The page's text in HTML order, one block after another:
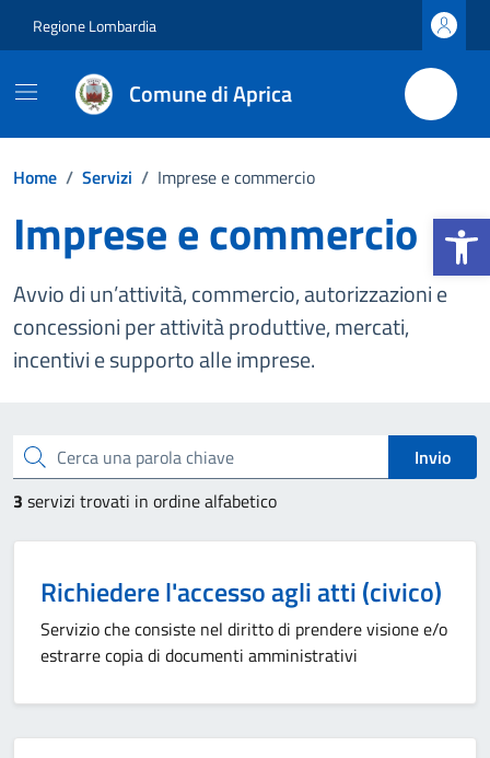
Apri la
Regione Lombardia
Comune di Aprica
Home / Servizi / Imprese e commercio
Imprese e commercio
Avvio di un’attività, commercio, autorizzazioni e
concessioni per attività produttive, mercati,
incentivi e supporto alle imprese.
Cerca una parola chiave
Invio
3 servizi trovati in ordine alfabetico
Richiedere l'accesso agli atti (civico)
Servizio che consiste nel diritto di prendere visione e/o
estrarre copia di documenti amministrativi